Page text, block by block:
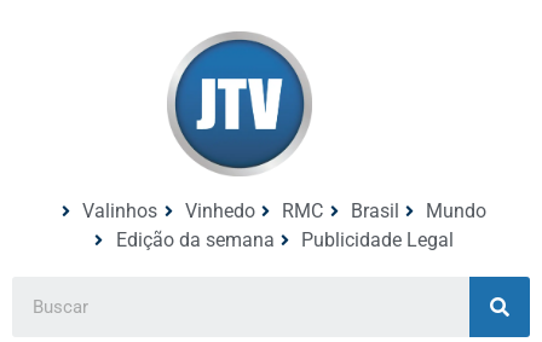
Valinhos Vinhedo RMC Brasil
Mundo
Edição da semana
Publicidade Legal